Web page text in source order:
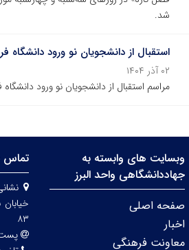
شد.
استقبال از دانشجویان نو ورود دانشگاه
۰۲ آذر ۱۴۰۴
مراسم استقبال از دانشجویان نو ورود دانشگاه
وبسایت های وابسته به
جهاددانشگاهی واحد البرز
صفحه اصلی
اخبار
معاونت فرهنگی
تماس
۸۳
پست